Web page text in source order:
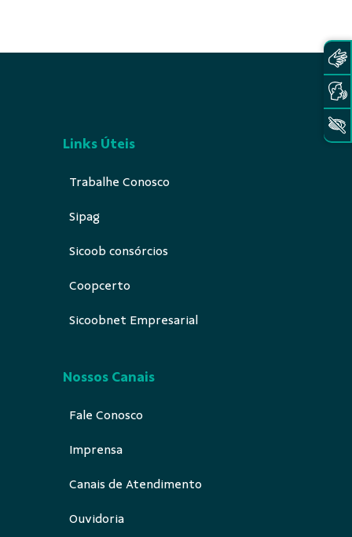
Links Úteis
Trabalhe Conosco
Sipag
Sicoob consórcios
Coopcerto
Sicoobnet Empresarial
Nossos Canais
Fale Conosco
Imprensa
Canais de Atendimento
Ouvidoria